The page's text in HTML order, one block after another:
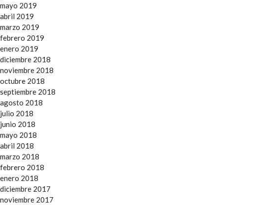
mayo 2019
abril 2019
marzo 2019
febrero 2019
enero 2019
diciembre 2018
noviembre 2018
octubre 2018
septiembre 2018
agosto 2018
julio 2018
junio 2018
mayo 2018
abril 2018
marzo 2018
febrero 2018
enero 2018
diciembre 2017
noviembre 2017